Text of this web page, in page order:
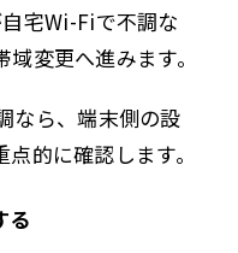
宅Wi-Fiで不調な
変更へ進みます。
なら、端末側の設
的に確認します。
る